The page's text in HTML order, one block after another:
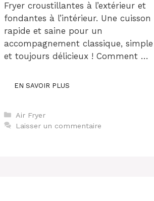
Fryer croustillantes à l’extérieur et
fondantes à l’intérieur. Une cuisson
rapide et saine pour un
accompagnement classique, simple
et toujours délicieux ! Comment …
EN SAVOIR PLUS
Catégories
Air Fryer
Laisser un commentaire